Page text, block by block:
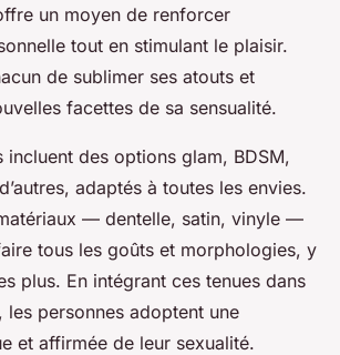
un moyen de renforcer
tout en stimulant le plaisir.
de sublimer ses atouts et
facettes de sa sensualité.
incluent des options glam, BDSM,
adaptés à toutes les envies.
— dentelle, satin, vinyle —
tous les goûts et morphologies, y
plus. En intégrant ces tenues dans
personnes adoptent une
et affirmée de leur sexualité.